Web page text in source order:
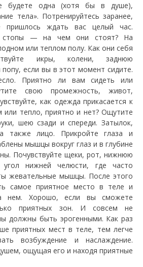
будете одна (хотя бы в душе),
тела». Потренируйтесь заранее,
пришлось ждать вас целый час.
стопы — на чем они стоят? На
или теплом полу. Как они себя
икры, колени, заднюю
если вы в этот момент сидите.
Приятно ли вам сидеть или
свою промежность, живот,
как одежда прикасается к
или тепло, приятно и нет? Ощутите
шею сзади и спереди. Затылок,
также лицо. Прикройте глаза и
мышцы вокруг глаз и в глубине
Почувствуйте щеки, рот, нижнюю
угол нижней челюсти, где часто
жевательные мышцы. После этого
самое приятное место в теле и
нем. Хорошо, если вы сможете
приятных зон. И совсем не
должны быть эрогенными. Как раз
приятных мест в теле, тем легче
возбуждение и наслаждение.
ощущая его и находя приятные